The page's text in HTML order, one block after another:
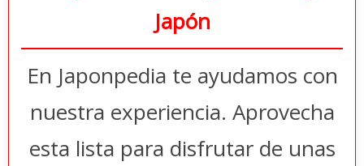
Japón
En Japonpedia te ayudamos con
nuestra experiencia. Aprovecha
esta lista para disfrutar de unas